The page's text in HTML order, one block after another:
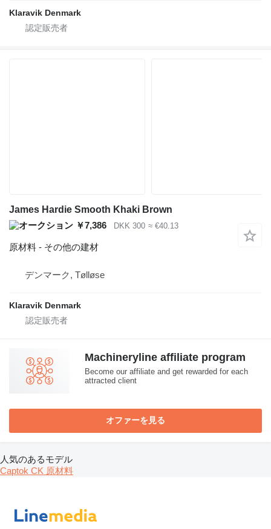
Klaravik Denmark
James Hardie Smooth Khaki Brown
￥7,386
DKK 300 ≈ €40.13
原材料 - その他の建材
デンマーク, Tølløse
Klaravik Denmark
Machineryline affiliate program
Become our affiliate and get rewarded for each
attracted client
オファーを見る
人気のあるモデル
Captok CK 原材料